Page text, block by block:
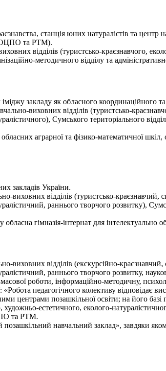
станція юних натуралістів та
та РТМ).
відділів (туристсько-краєзнавчого,
методичного відділу та
закладу як обласного координаційного
виховних відділів (туристсько-
Сумського територіального
аграрної та фізико-математичної
закладів України.
відділів (туристсько-краєзнавчий,
раннього творчого розвитку),
гімназія-інтернат для інтелектуально
відділів (екскурсійно-краєзнавчий,
раннього творчого розвитку,
роботи, інформаційно-методичну,
«Робота педагогічного колективу відповідає
центрами позашкільної освіти; на його
естетичного, еколого-
та РТМ.
позашкільний навчальний заклад», завдяки